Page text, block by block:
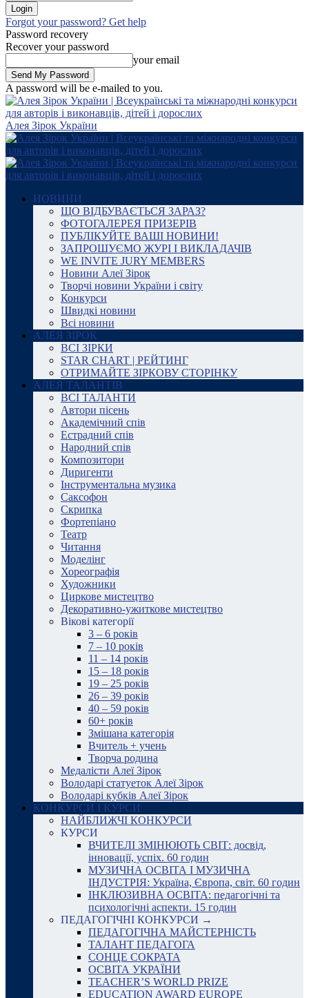
Forgot your password? Get help
Password recovery
Recover your password
your email
A password will be e-mailed to you.
Алея Зірок України
НОВИНИ
ЩО ВІДБУВАЄТЬСЯ ЗАРАЗ?
ФОТОГАЛЕРЕЯ ПРИЗЕРІВ
ПУБЛІКУЙТЕ ВАШІ НОВИНИ!
ЗАПРОШУЄМО ЖУРІ І ВИКЛАДАЧІВ
WE INVITE JURY MEMBERS
Новини Алеї Зірок
Творчі новини України і світу
Конкурси
Швидкі новини
Всі новини
АЛЕЯ ЗІРОК
ВСІ ЗІРКИ
STAR CHART | РЕЙТИНГ
ОТРИМАЙТЕ ЗІРКОВУ СТОРІНКУ
АЛЕЯ ТАЛАНТІВ
ВСІ ТАЛАНТИ
Автори пісень
Академічний спів
Естрадний спів
Народний спів
Композитори
Диригенти
Інструментальна музика
Саксофон
Скрипка
Фортепіано
Театр
Читання
Моделінг
Хореографія
Художники
Циркове мистецтво
Декоративно-ужиткове мистецтво
Вікові категорії
3 – 6 років
7 – 10 років
11 – 14 років
15 – 18 років
19 – 25 років
26 – 39 років
40 – 59 років
60+ років
Змішана категорія
Вчитель + учень
Творча родина
Медалісти Алеї Зірок
Володарі статуеток Алеї Зірок
Володарі кубків Алеї Зірок
КОНКУРСИ І КУРСИ
НАЙБЛИЖЧІ КОНКУРСИ
КУРСИ
ВЧИТЕЛІ ЗМІНЮЮТЬ СВІТ: досвід,
інновації, успіх. 60 годин
МУЗИЧНА ОСВІТА І МУЗИЧНА
ІНДУСТРІЯ: Україна, Європа, світ. 60 годин
ІНКЛЮЗИВНА ОСВІТА: педагогічні та
психологічні аспекти. 15 годин
ПЕДАГОГІЧНІ КОНКУРСИ →
ПЕДАГОГІЧНА МАЙСТЕРНІСТЬ
ТАЛАНТ ПЕДАГОГА
СОНЦЕ СОКРАТА
ОСВІТА УКРАЇНИ
TEACHER’S WORLD PRIZE
EDUCATION AWARD EUROPE